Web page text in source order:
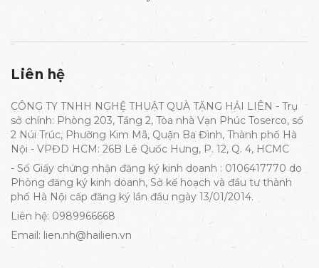
Liên hệ
CÔNG TY TNHH NGHỆ THUẬT QUÀ TẶNG HẢI LIÊN - Trụ
sở chính: Phòng 203, Tầng 2, Tòa nhà Vạn Phúc Toserco, số
2 Núi Trúc, Phường Kim Mã, Quận Ba Đình, Thành phố Hà
Nội - VPĐD HCM: 26B Lê Quốc Hưng, P. 12, Q. 4, HCMC
- Số Giấy chứng nhận đăng ký kinh doanh : 0106417770 do
Phòng đăng ký kinh doanh, Sở kế hoạch và đầu tư thành
phố Hà Nội cấp đăng ký lần đầu ngày 13/01/2014.
Liên hệ: 0989966668
Email: lien.nh@hailien.vn